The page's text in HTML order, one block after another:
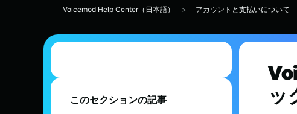
Voicemod Help Center（日本語） アカウントと支払いについて
このセクションの記事
ッ